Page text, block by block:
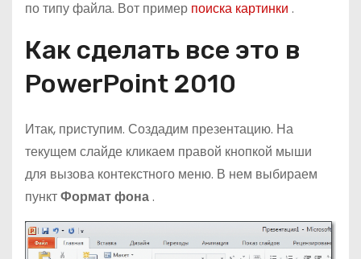
по типу файла. Вот пример поиска картинки .
Как сделать все это в
PowerPoint 2010
Итак, приступим. Создадим презентацию. На
текущем слайде кликаем правой кнопкой мыши
для вызова контекстного меню. В нем выбираем
пунктФормат фона.